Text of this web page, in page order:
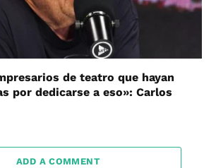
de teatro que hayan
por dedicarse a eso»: Carlos
ADD A COMMENT